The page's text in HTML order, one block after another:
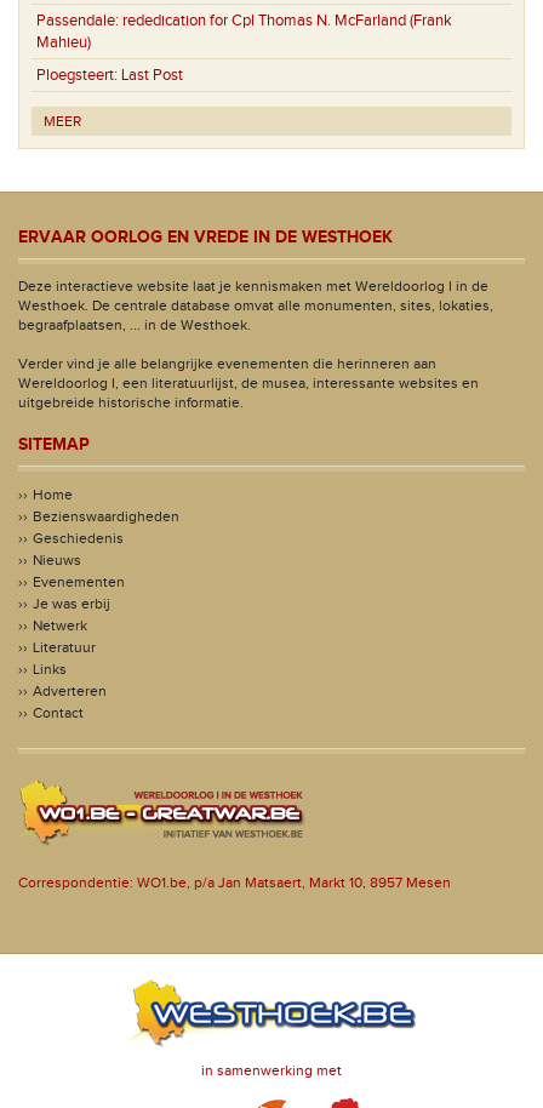
Passendale: rededication for Cpl Thomas N. McFarland (Frank
Mahieu)
Ploegsteert: Last Post
MEER
ERVAAR OORLOG EN VREDE IN DE WESTHOEK
Deze interactieve website laat je kennismaken met Wereldoorlog I in de
Westhoek. De centrale database omvat alle monumenten, sites, lokaties,
begraafplaatsen, ... in de Westhoek.
Verder vind je alle belangrijke evenementen die herinneren aan
Wereldoorlog I, een literatuurlijst, de musea, interessante websites en
uitgebreide historische informatie.
SITEMAP
Home
Bezienswaardigheden
Geschiedenis
Nieuws
Evenementen
Je was erbij
Netwerk
Literatuur
Links
Adverteren
Contact
Correspondentie: WO1.be, p/a Jan Matsaert, Markt 10, 8957 Mesen
in samenwerking met